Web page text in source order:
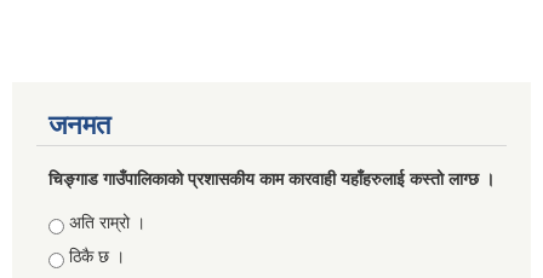
जनमत
चिङ्गाड गाउँपालिकाको प्रशासकीय काम कारवाही यहाँहरुलाई कस्तो लाग्छ ।
Choices
अति राम्रो ।
ठिकै छ ।